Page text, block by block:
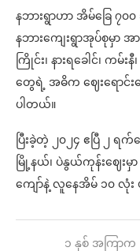
နဘားရွာဟာ အိမ်ခြေ ၇၀
နဘားကျေးရွာအုပ်စုမှာ အ
ကြိုင်း၊ နားရခေါင်၊ ကမ်
တွေရဲ့ အဓိက ဈေးရောင်
ပါတယ်။
ပြီးခဲ့တဲ့ ၂၀၂၄ ဧပြီ ၂ ရ
မြို့နယ်၊ ပဲနွယ်ကုန်းဈေးမှာ
ကျော်နဲ့ လူနေအိမ် ၁၀ လုံ
၁ နှစ် အကြာက